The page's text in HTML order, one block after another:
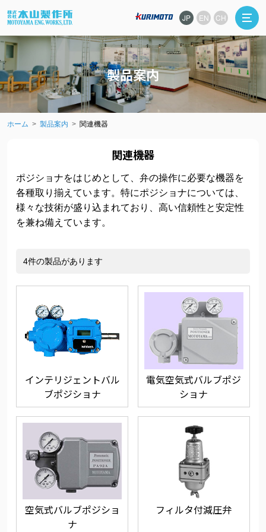
JP EN CH
製品案内
ホーム 製品案内 関連機器
関連機器
ポジショナをはじめとして、弁の操作に必要な機器を
各種取り揃えています。特にポジショナについては、
様々な技術が盛り込まれており、高い信頼性と安定性
を兼ね備えています。
4件の製品があります
インテリジェントバル
ブポジショナ
電気空気式バルブポジ
ショナ
空気式バルブポジショ
ナ
フィルタ付減圧弁